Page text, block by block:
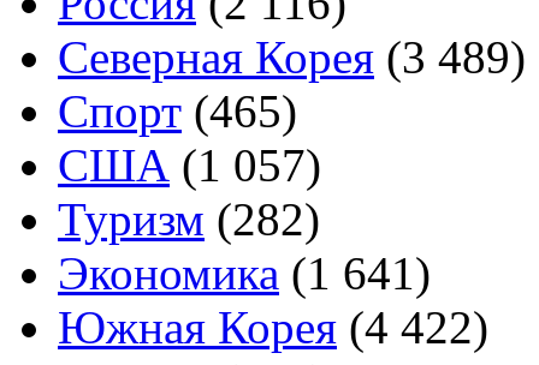
Северная Корея (3 489)
Спорт (465)
США (1 057)
Туризм (282)
Экономика (1 641)
Южная Корея (4 422)